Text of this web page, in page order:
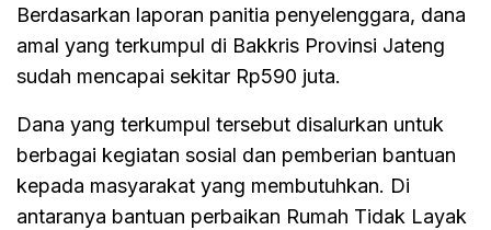
Berdasarkan laporan panitia penyelenggara, dana
amal yang terkumpul di Bakkris Provinsi Jateng
sudah mencapai sekitar Rp590 juta.
Dana yang terkumpul tersebut disalurkan untuk
berbagai kegiatan sosial dan pemberian bantuan
kepada masyarakat yang membutuhkan. Di
antaranya bantuan perbaikan Rumah Tidak Layak